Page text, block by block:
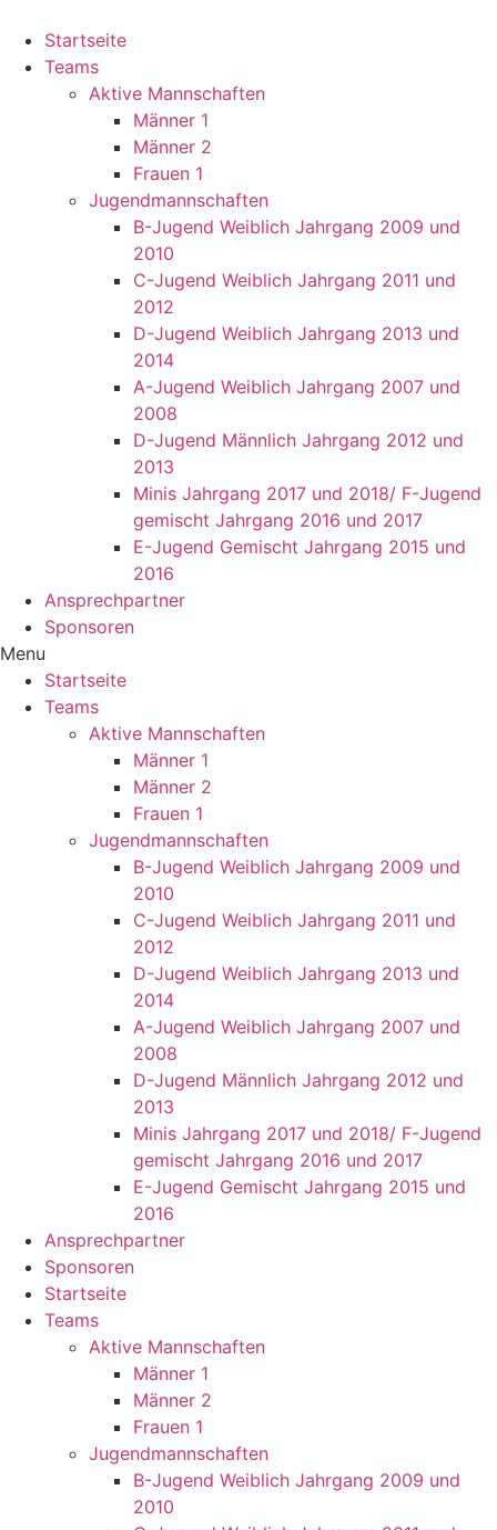
Startseite
Teams
Aktive Mannschaften
Männer 1
Männer 2
Frauen 1
Jugendmannschaften
B-Jugend Weiblich Jahrgang 2009 und
2010
C-Jugend Weiblich Jahrgang 2011 und
2012
D-Jugend Weiblich Jahrgang 2013 und
2014
A-Jugend Weiblich Jahrgang 2007 und
2008
D-Jugend Männlich Jahrgang 2012 und
2013
Minis Jahrgang 2017 und 2018/ F-Jugend
gemischt Jahrgang 2016 und 2017
E-Jugend Gemischt Jahrgang 2015 und
2016
Ansprechpartner
Sponsoren
Menu
Startseite
Teams
Aktive Mannschaften
Männer 1
Männer 2
Frauen 1
Jugendmannschaften
B-Jugend Weiblich Jahrgang 2009 und
2010
C-Jugend Weiblich Jahrgang 2011 und
2012
D-Jugend Weiblich Jahrgang 2013 und
2014
A-Jugend Weiblich Jahrgang 2007 und
2008
D-Jugend Männlich Jahrgang 2012 und
2013
Minis Jahrgang 2017 und 2018/ F-Jugend
gemischt Jahrgang 2016 und 2017
E-Jugend Gemischt Jahrgang 2015 und
2016
Ansprechpartner
Sponsoren
Startseite
Teams
Aktive Mannschaften
Männer 1
Männer 2
Frauen 1
Jugendmannschaften
B-Jugend Weiblich Jahrgang 2009 und
2010